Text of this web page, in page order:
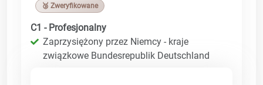
🥉 Zweryfikowane
C1 - Profesjonalny
Zaprzysiężony przez Niemcy - kraje
związkowe Bundesrepublik Deutschland